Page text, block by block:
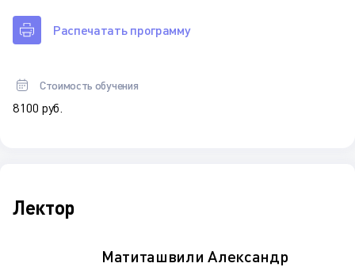
Распечатать программу
Стоимость обучения
8 100 руб.
Лектор
Матиташвили Александр